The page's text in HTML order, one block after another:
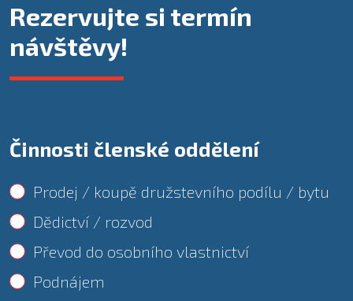
Rezervujte si termín
návštěvy!
Činnosti členské oddělení
Prodej / koupě družstevního podílu / bytu
Dědictví / rozvod
Převod do osobního vlastnictví
Podnájem